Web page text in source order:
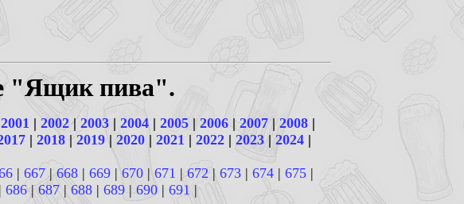
"Ящик пива".
2001 | 2002| 2003 | 2004 | 2005 | 2006 |2007 | 2008 |
| 2018 | 2019 | 2020 | 2021 | 2022 | 2023 | 2024 |
| 667 |668 | 669 | 670 | 671 |672 | 673 | 674 | 675 |
| 686|687| 688 | 689 | 690 | 691|